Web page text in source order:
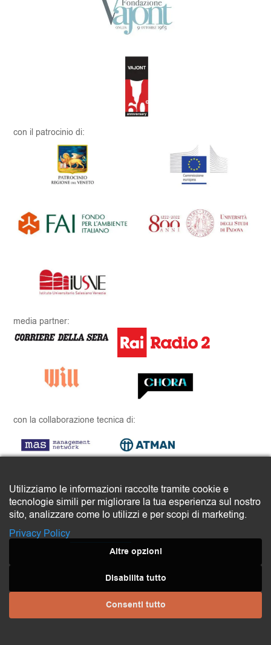
con il patrocinio di:
media partner:
con la collaborazione tecnica di:
Vuoi rimanere aggiornato sulle ultime
novità della Fabbrica del Mondo?
Iscriviti alla newsletter
Utilizziamo le informazioni raccolte tramite cookie e
tecnologie simili per migliorare la tua esperienza sul nostro
sito, analizzare come lo utilizzi e per scopi di marketing.
Privacy Policy
Altre opzioni
Disabilita tutto
Consenti tutto